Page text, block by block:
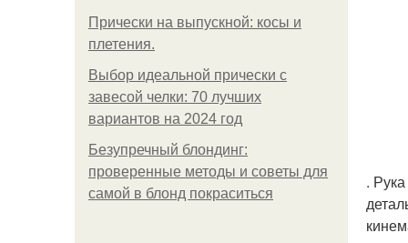
Прически на выпускной: косы и
плетения.
Выбор идеальной прически с
завесой челки: 70 лучших
вариантов на 2024 год
Безупречный блондинг:
проверенные методы и советы для
самой в блонд покраситься
.